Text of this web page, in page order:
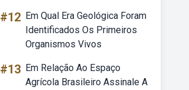
#12 Em Qual Era Geológica Foram
Identificados Os Primeiros
Organismos Vivos
#13 Em Relação Ao Espaço
Agrícola Brasileiro Assinale A